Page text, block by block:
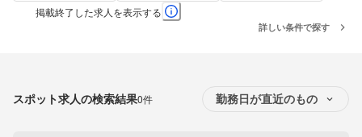
掲載終了した求人を表示する
詳しい条件で探す
スポット求人の検索結果0件 勤務日が直近のもの